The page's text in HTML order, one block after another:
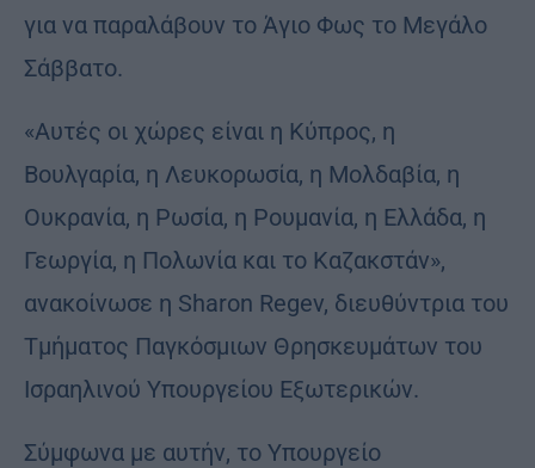
για να παραλάβουν το Άγιο Φως το Μεγάλο
Σάββατο.
«Αυτές οι χώρες είναι η Κύπρος, η
Βουλγαρία, η Λευκορωσία, η Μολδαβία, η
Ουκρανία, η Ρωσία, η Ρουμανία, η Ελλάδα, η
Γεωργία, η Πολωνία και το Καζακστάν»,
ανακοίνωσε η Sharon Regev, διευθύντρια του
Τμήματος Παγκόσμιων Θρησκευμάτων του
Ισραηλινού Υπουργείου Εξωτερικών.
Σύμφωνα με αυτήν, το Υπουργείο